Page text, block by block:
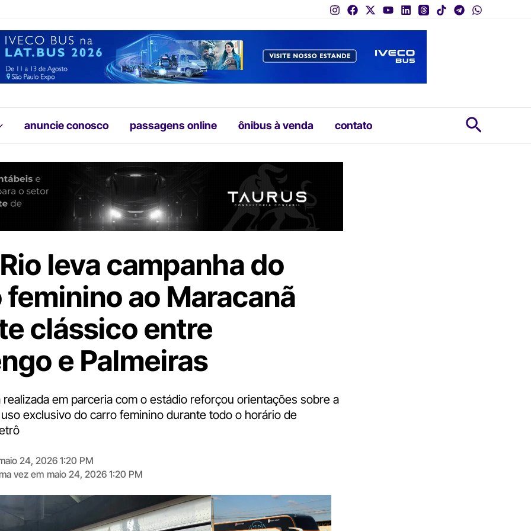
anuncie conosco passagens online ônibus à venda contato
leva campanha do
feminino ao Maracanã
clássico entre
e Palmeiras
em parceria com o estádio reforçou orientações sobre a
exclusivo do carro feminino durante todo o horário de
24, 2026 1:20 PM
vez em maio 24, 2026 1:20 PM
Digite
aqui
o